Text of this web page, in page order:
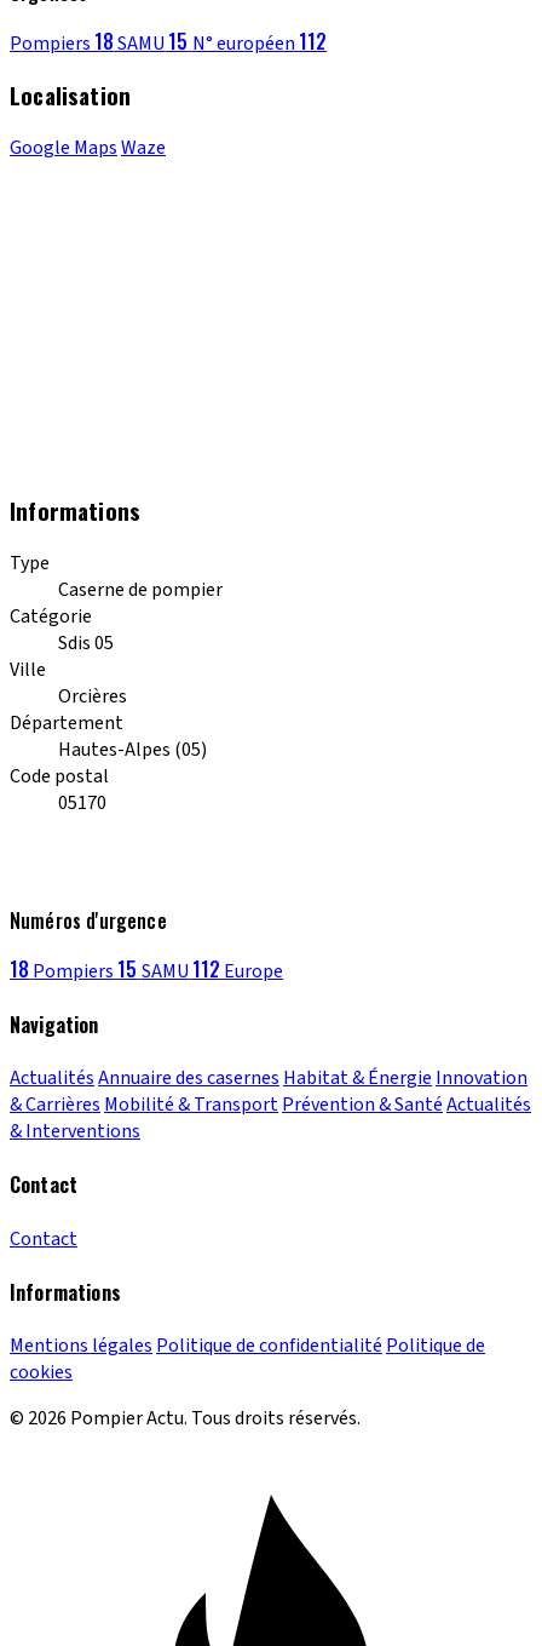
Pompiers 18SAMU 15 N° européen 112
Localisation
Google MapsWaze
Informations
Type
Caserne de pompier
Catégorie
Sdis 05
Ville
Orcières
Département
Hautes-Alpes (05)
Code postal
05170
Numéros d'urgence
18 Pompiers 15 SAMU 112 Europe
Navigation
ActualitésAnnuaire des casernes Habitat & Énergie Innovation
& Carrières Mobilité & TransportPrévention & SantéActualités
& Interventions
Contact
Contact
Informations
Mentions légales Politique de confidentialité Politique de
cookies
© 2026 Pompier Actu. Tous droits réservés.